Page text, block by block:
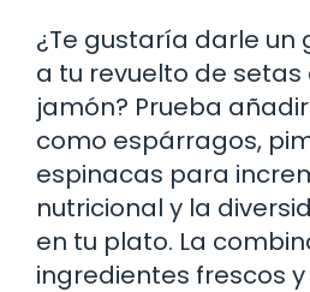
¿Te gustaría darle un
a tu revuelto de setas
jamón? Prueba
como espárragos,
espinacas para
nutricional y la
en tu plato. La
ingredientes frescos